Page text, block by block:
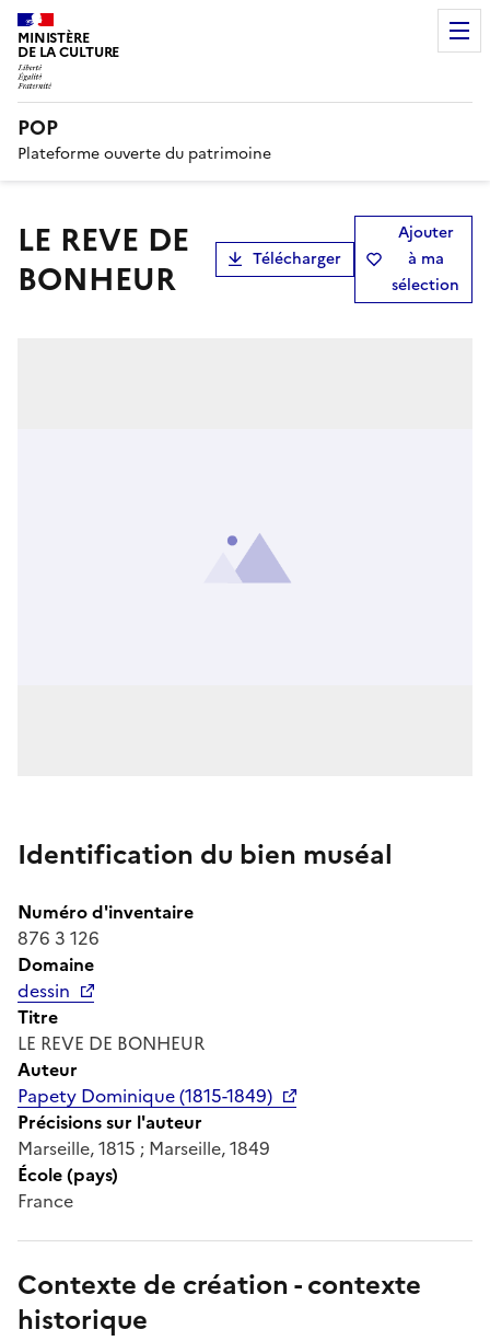
MINISTÈRE
DE LA CULTURE
POP
Plateforme ouverte du patrimoine
LE REVE DE
BONHEUR
Télécharger
Ajouter
à ma
sélection
Identification du bien muséal
Numéro d'inventaire
876 3 126
Domaine
dessin
Titre
LE REVE DE BONHEUR
Auteur
Papety Dominique (1815-1849)
Précisions sur l'auteur
Marseille, 1815 ; Marseille, 1849
École (pays)
France
Contexte de création - contexte
historique